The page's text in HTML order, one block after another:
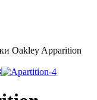
Oakley Apparition